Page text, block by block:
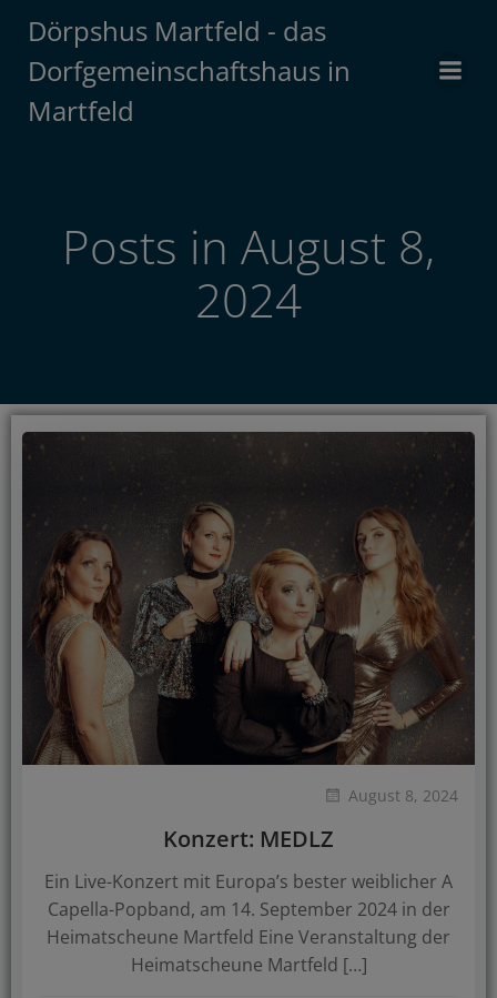
Inhalt
springen
Dörpshus Martfeld - das
Dorfgemeinschaftshaus in
Martfeld
Posts in August 8,
2024
August 8, 2024
Konzert: MEDLZ
Ein Live-Konzert mit Europa’s bester weiblicher A
Capella-Popband, am 14. September 2024 in der
Heimatscheune Martfeld Eine Veranstaltung der
Heimatscheune Martfeld […]